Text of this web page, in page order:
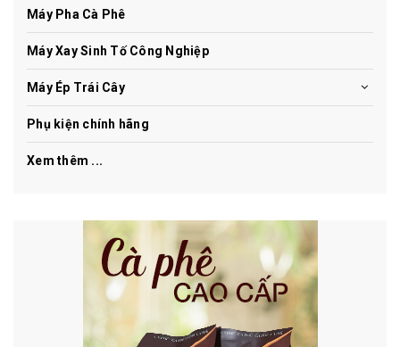
Máy Pha Cà Phê
Máy Xay Sinh Tố Công Nghiệp
Máy Ép Trái Cây
Phụ kiện chính hãng
Xem thêm ...